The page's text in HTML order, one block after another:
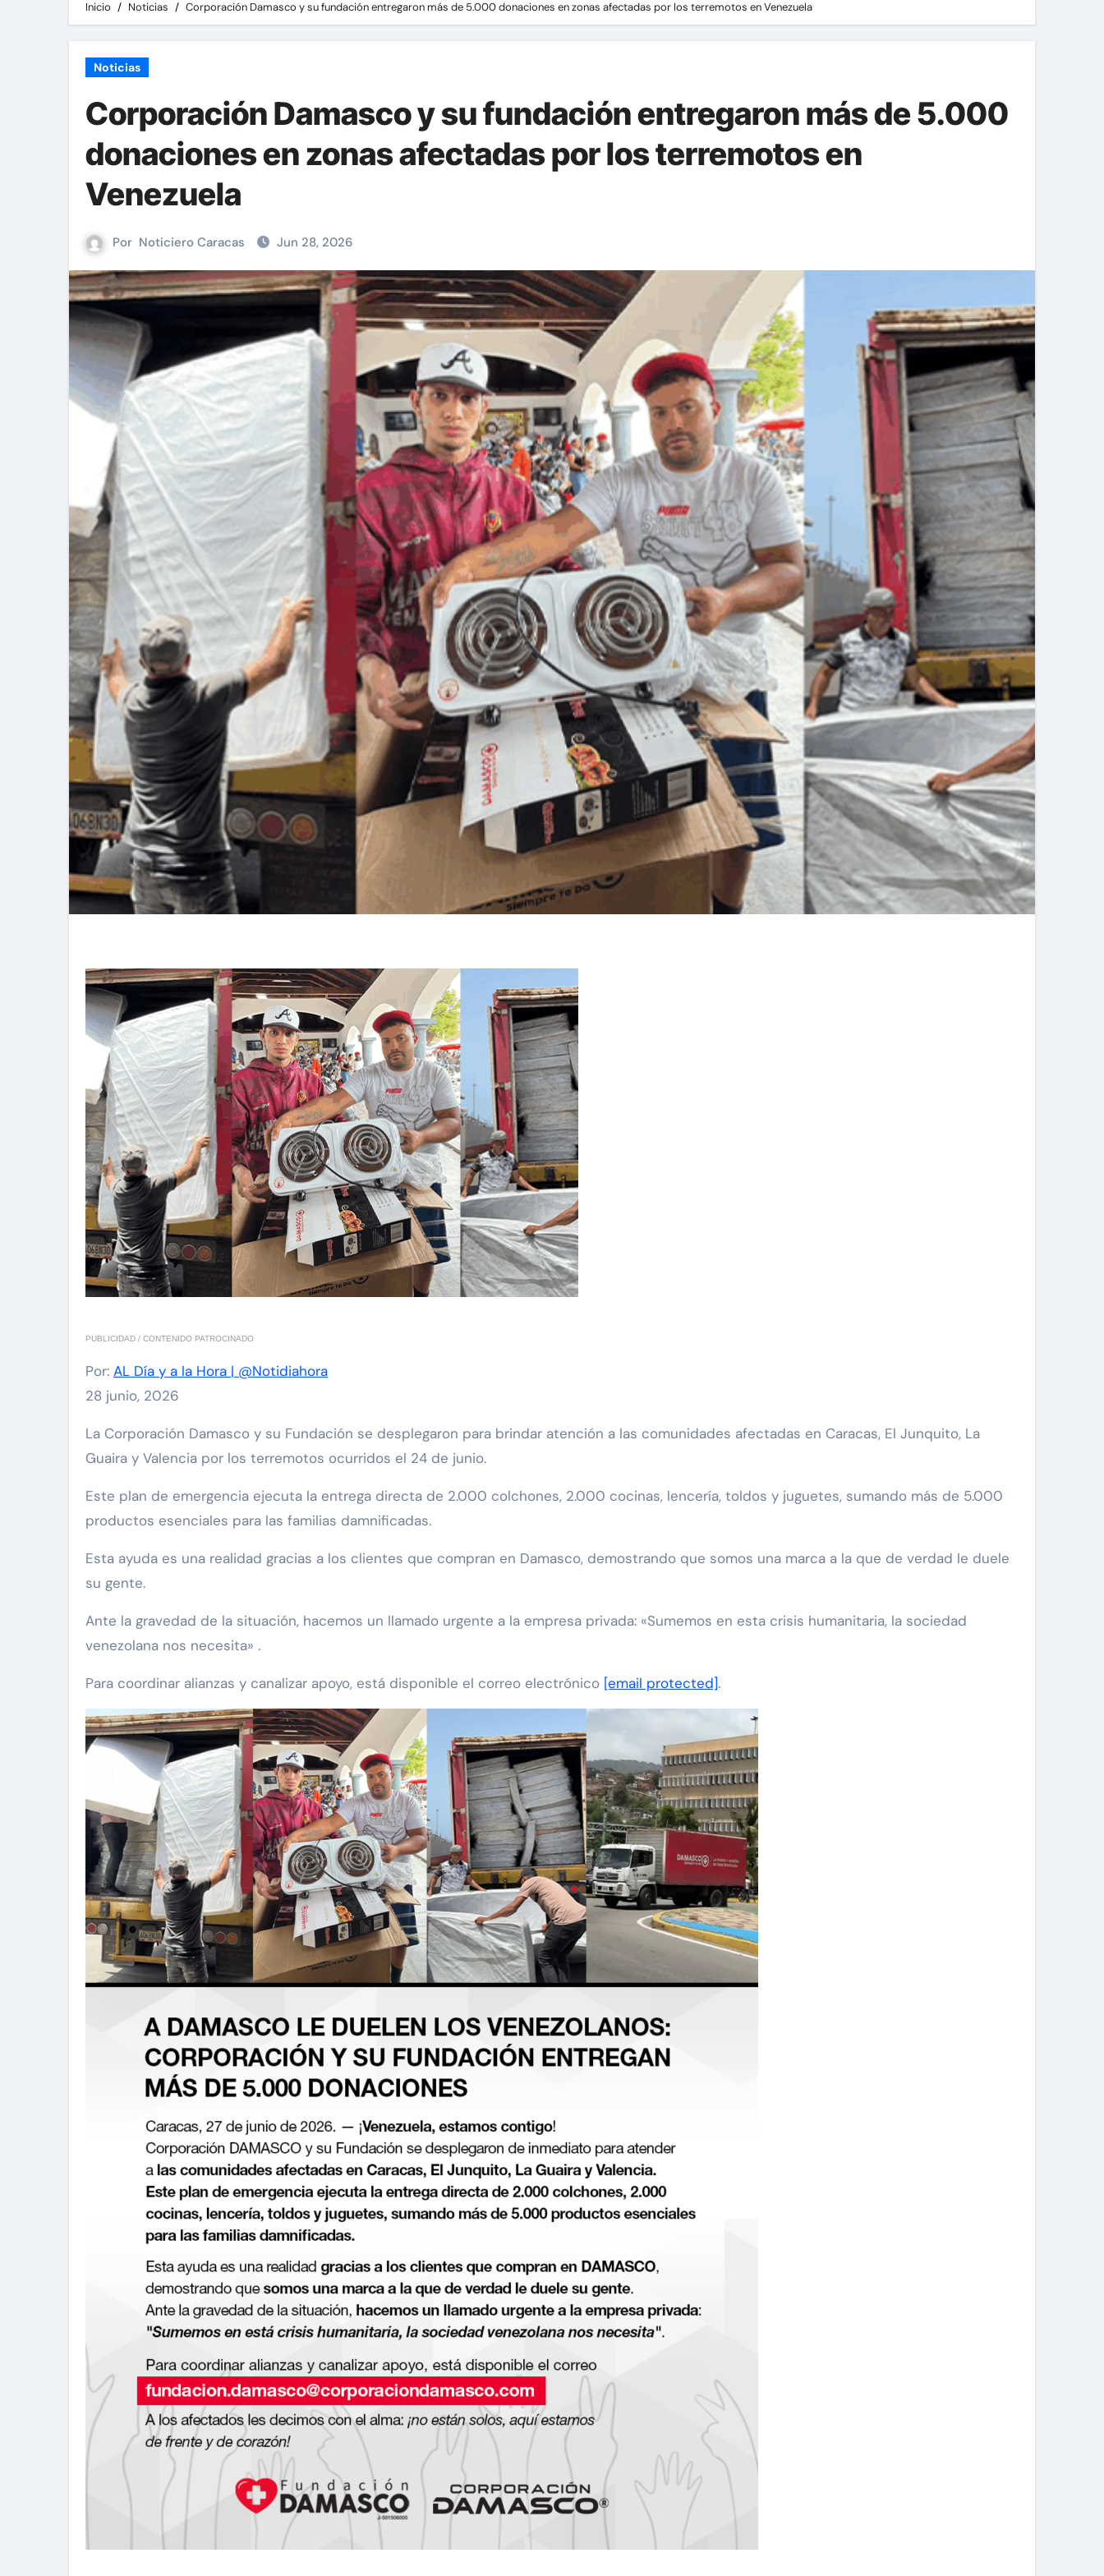
Inicio Noticias Corporación Damasco y su fundación entregaron más de 5.000 donaciones en zonas afectadas por los terremotos en Venezuela
Noticias
Corporación Damasco y su fundación entregaron más de 5.000
donaciones en zonas afectadas por los terremotos en
Venezuela
Por Noticiero Caracas Jun 28, 2026
PUBLICIDAD / CONTENIDO PATROCINADO
Por: AL Día y a la Hora | @Notidiahora
28 junio, 2026
La Corporación Damasco y su Fundación se desplegaron para brindar atención a las comunidades afectadas en Caracas, El Junquito, La
Guaira y Valencia por los terremotos ocurridos el 24 de junio.
Este plan de emergencia ejecuta la entrega directa de 2.000 colchones, 2.000 cocinas, lencería, toldos y juguetes, sumando más de 5.000
productos esenciales para las familias damnificadas.
Esta ayuda es una realidad gracias a los clientes que compran en Damasco, demostrando que somos una marca a la que de verdad le duele
su gente.
Ante la gravedad de la situación, hacemos un llamado urgente a la empresa privada: «Sumemos en esta crisis humanitaria, la sociedad
venezolana nos necesita» .
Para coordinar alianzas y canalizar apoyo, está disponible el correo electrónico [email protected].